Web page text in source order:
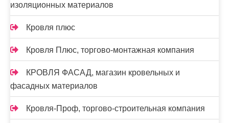
изоляционных материалов
Кровля плюс
Кровля Плюс, торгово-монтажная компания
КРОВЛЯ ФАСАД, магазин кровельных и
фасадных материалов
Кровля-Проф, торгово-строительная компания